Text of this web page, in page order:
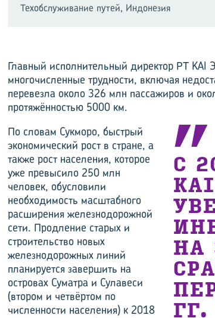
Техобслуживание путей, Индонезия
Главный исполнительный директор PT KAI
многочисленные трудности, включая
перевезла около 326 млн пассажиров и
протяжённостью 5000 км.
С
НА
По словам Сукморо, быстрый
экономический рост в стране, а
также рост населения, которое
уже превысило 250 млн
человек, обусловили
необходимость масштабного
расширения железнодорожной
сети. Продление старых и
строительство новых
железнодорожных линий
планируется завершить на
островах Суматра и Сулавеси
(втором и четвёртом по
численности населения) к 2018